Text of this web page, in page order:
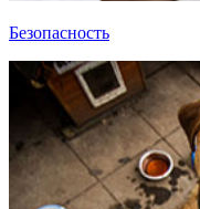
Безопасность